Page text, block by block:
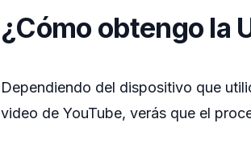
¿Cómo obtengo la
Dependiendo del dispositivo que
video de YouTube, verás que el